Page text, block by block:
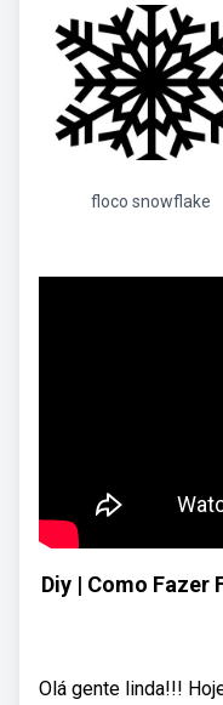
floco snowflake
Diy | Como Fazer
Olá gente linda!!!